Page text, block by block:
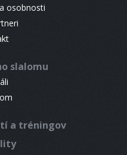
osobnosti
slalomu
a tréningov